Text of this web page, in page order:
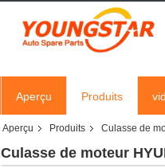
Aperçu Produits
Aperçu Produits Culasse de
Culasse de moteur